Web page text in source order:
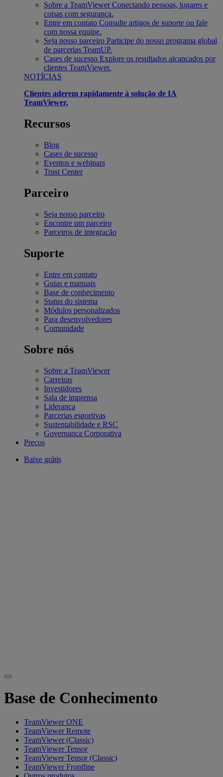
Sobre a TeamViewer Conectando pessoas, lugares e
coisas com segurança.
Entre em contato Consulte artigos de suporte ou fale
com nossa equipe.
Seja nosso parceiro Participe do nosso programa global
de parcerias TeamUP.
Cases de sucesso Explore os resultados alcançados por
clientes TeamViewer.
NOTÍCIAS
Clientes aderem rapidamente à solução de IA
TeamViewer.
Recursos
Blog
Cases de sucesso
Eventos e webinars
Trust Center
Parceiro
Seja nosso parceiro
Encontre um parceiro
Parceiros de integração
Suporte
Entre em contato
Guias e manuais
Base de conhecimento
Status do sistema
Módulos personalizados
Para desenvolvedores
Comunidade
Sobre nós
Sobre a TeamViewer
Carreiras
Investidores
Sala de imprensa
Liderança
Parcerias esportivas
Sustentabilidade e RSC
Governança Corporativa
Preços
Baixe grátis
Base de Conhecimento
TeamViewer ONE
TeamViewer Remote
TeamViewer (Classic)
TeamViewer Tensor
TeamViewer Tensor (Classic)
TeamViewer Frontline